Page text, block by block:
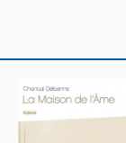
Actualités
Rencontres